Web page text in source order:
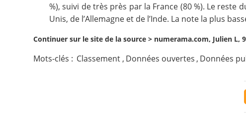
%), suivi de très près par la France (80 %). Le reste
Unis, de l’Allemagne et de l’Inde. La note la plus
Continuer sur le site de la source > numerama.com, Julien L,
Mots-clés : Classement , Données ouvertes , Données